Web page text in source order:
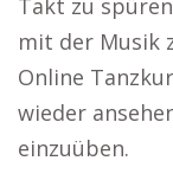
Takt zu
mit der Musik
Online
wieder
einzuüben.